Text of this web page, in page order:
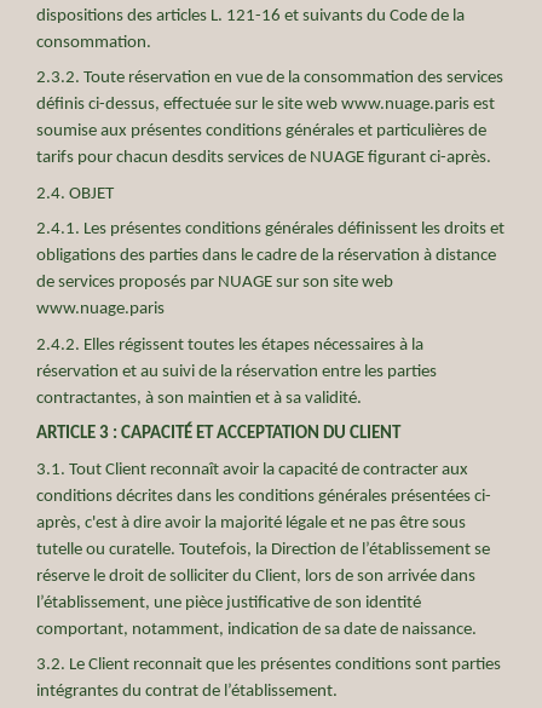
dispositions des articles L. 121-16 et suivants du Code de la
consommation.
2.3.2. Toute réservation en vue de la consommation des services
définis ci-dessus, effectuée sur le site web www.nuage.paris est
soumise aux présentes conditions générales et particulières de
tarifs pour chacun desdits services de NUAGE figurant ci-après.
2.4. OBJET
2.4.1. Les présentes conditions générales définissent les droits et
obligations des parties dans le cadre de la réservation à distance
de services proposés par NUAGE sur son site web
www.nuage.paris
2.4.2. Elles régissent toutes les étapes nécessaires à la
réservation et au suivi de la réservation entre les parties
contractantes, à son maintien et à sa validité.
ARTICLE 3 : CAPACITÉ ET ACCEPTATION DU CLIENT
3.1. Tout Client reconnaît avoir la capacité de contracter aux
conditions décrites dans les conditions générales présentées ci-
après, c'est à dire avoir la majorité légale et ne pas être sous
tutelle ou curatelle. Toutefois, la Direction de l’établissement se
réserve le droit de solliciter du Client, lors de son arrivée dans
l’établissement, une pièce justificative de son identité
comportant, notamment, indication de sa date de naissance.
3.2. Le Client reconnait que les présentes conditions sont parties
intégrantes du contrat de l’établissement.